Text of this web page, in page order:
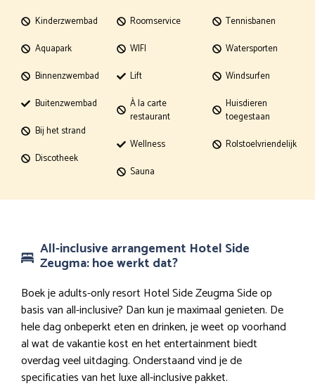
Kinderzwembad
Aquapark
Binnenzwembad
Buitenzwembad
Bij het strand
Discotheek
Roomservice
WIFI
Lift
À la carte
restaurant
Wellness
Sauna
Tennisbanen
Watersporten
Windsurfen
Huisdieren
toegestaan
Rolstoelvriendelijk
All-inclusive arrangement Hotel Side
Zeugma: hoe werkt dat?
Boek je adults-only resort Hotel Side Zeugma Side op
basis van all-inclusive? Dan kun je maximaal genieten. De
hele dag onbeperkt eten en drinken, je weet op voorhand
al wat de vakantie kost en het entertainment biedt
overdag veel uitdaging. Onderstaand vind je de
specificaties van het luxe all-inclusive pakket.